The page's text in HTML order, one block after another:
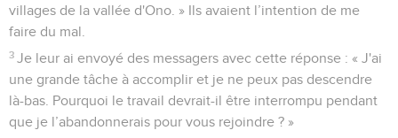
villages de la vallée d'Ono. » Ils avaient l’intention de me
faire du mal.
3 Je leur ai envoyé des messagers avec cette réponse : « J'ai
une grande tâche à accomplir et je ne peux pas descendre
là-bas. Pourquoi le travail devrait-il être interrompu pendant
que je l’abandonnerais pour vous rejoindre ? »